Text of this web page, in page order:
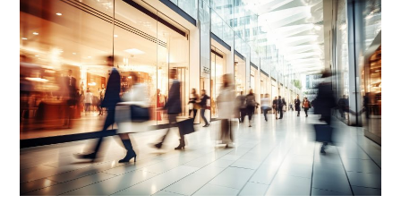
en
México:
panorama
actual
y
oportunidades
de
crecimiento